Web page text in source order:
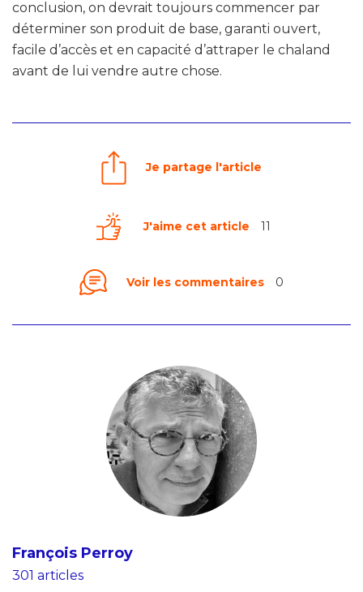
conclusion, on devrait toujours commencer par
déterminer son produit de base, garanti ouvert,
facile d’accès et en capacité d’attraper le chaland
avant de lui vendre autre chose.
Je partage l'article
J'aime cet article 11
Voir les commentaires 0
François Perroy
301 articles